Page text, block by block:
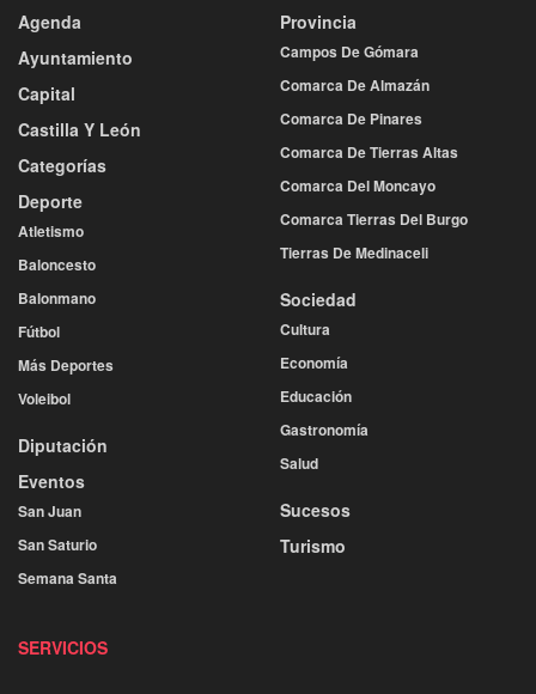
Agenda
Ayuntamiento
Capital
Castilla Y León
Categorías
Deporte
Atletismo
Baloncesto
Balonmano
Fútbol
Más Deportes
Voleibol
Diputación
Eventos
San Juan
San Saturio
Semana Santa
Provincia
Campos De Gómara
Comarca De Almazán
Comarca De Pinares
Comarca De Tierras Altas
Comarca Del Moncayo
Comarca Tierras Del Burgo
Tierras De Medinaceli
Sociedad
Cultura
Economía
Educación
Gastronomía
Salud
Sucesos
Turismo
SERVICIOS